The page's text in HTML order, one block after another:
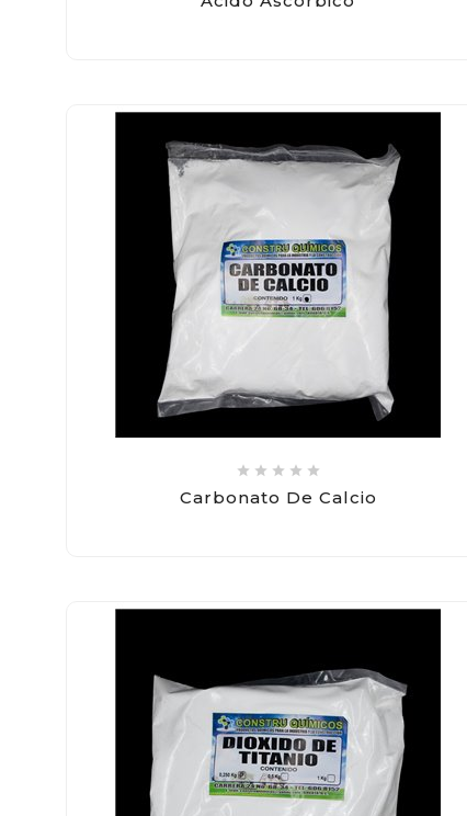
    
Carbonato De Calcio